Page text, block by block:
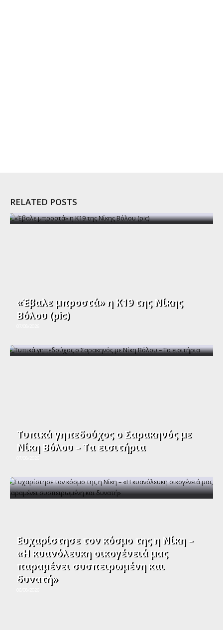
RELATED POSTS
«Έβαλε μπροστά» η Κ19 της Νίκης
Βόλου (pic)
Τυπικά γηπεδούχος ο Σαρακηνός με
Νίκη Βόλου – Τα εισιτήρια
Ευχαρίστησε τον κόσμο της η Νίκη –
«Η κυανόλευκη οικογένειά μας
παραμένει συσπειρωμένη και
δυνατή»